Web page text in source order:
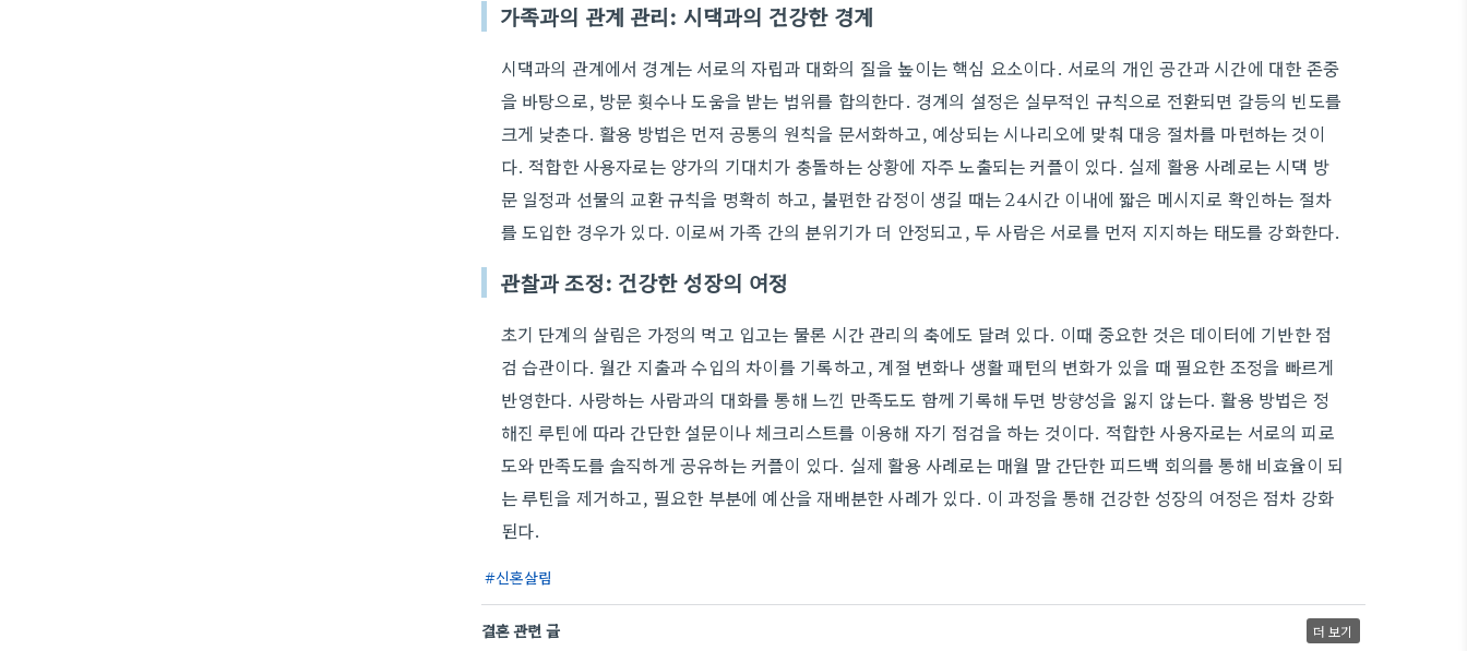
가족과의 관계 관리: 시댁과의 건강한 경계
시댁과의 관계에서 경계는 서로의 자립과 대화의 질을 높이는 핵심 요소이다. 서로의 개인 공간과 시간에 대한 존중
을 바탕으로, 방문 횟수나 도움을 받는 범위를 합의한다. 경계의 설정은 실무적인 규칙으로 전환되면 갈등의 빈도를
크게 낮춘다. 활용 방법은 먼저 공통의 원칙을 문서화하고, 예상되는 시나리오에 맞춰 대응 절차를 마련하는 것이
다. 적합한 사용자로는 양가의 기대치가 충돌하는 상황에 자주 노출되는 커플이 있다. 실제 활용 사례로는 시댁 방
문 일정과 선물의 교환 규칙을 명확히 하고, 불편한 감정이 생길 때는 24시간 이내에 짧은 메시지로 확인하는 절차
를 도입한 경우가 있다. 이로써 가족 간의 분위기가 더 안정되고, 두 사람은 서로를 먼저 지지하는 태도를 강화한다.
관찰과 조정: 건강한 성장의 여정
초기 단계의 살림은 가정의 먹고 입고는 물론 시간 관리의 축에도 달려 있다. 이때 중요한 것은 데이터에 기반한 점
검 습관이다. 월간 지출과 수입의 차이를 기록하고, 계절 변화나 생활 패턴의 변화가 있을 때 필요한 조정을 빠르게
반영한다. 사랑하는 사람과의 대화를 통해 느낀 만족도도 함께 기록해 두면 방향성을 잃지 않는다. 활용 방법은 정
해진 루틴에 따라 간단한 설문이나 체크리스트를 이용해 자기 점검을 하는 것이다. 적합한 사용자로는 서로의 피로
도와 만족도를 솔직하게 공유하는 커플이 있다. 실제 활용 사례로는 매월 말 간단한 피드백 회의를 통해 비효율이 되
는 루틴을 제거하고, 필요한 부분에 예산을 재배분한 사례가 있다. 이 과정을 통해 건강한 성장의 여정은 점차 강화
된다.
신혼살림
결혼 관련 글 더 보기